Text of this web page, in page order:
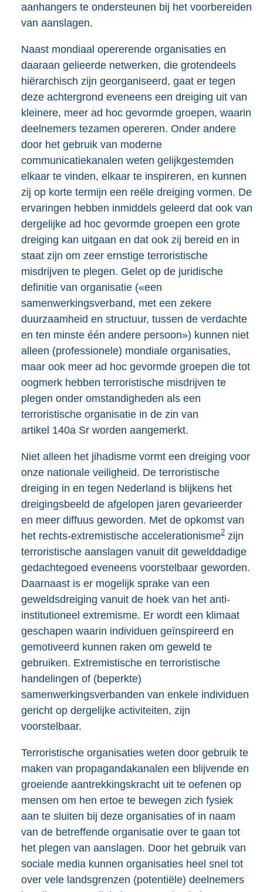
aanhangers te ondersteunen bij het voorbereiden
van aanslagen.
Naast mondiaal opererende organisaties en
daaraan gelieerde netwerken, die grotendeels
hiërarchisch zijn georganiseerd, gaat er tegen
deze achtergrond eveneens een dreiging uit van
kleinere, meer ad hoc gevormde groepen, waarin
deelnemers tezamen opereren. Onder andere
door het gebruik van moderne
communicatiekanalen weten gelijkgestemden
elkaar te vinden, elkaar te inspireren, en kunnen
zij op korte termijn een reële dreiging vormen. De
ervaringen hebben inmiddels geleerd dat ook van
dergelijke ad hoc gevormde groepen een grote
dreiging kan uitgaan en dat ook zij bereid en in
staat zijn om zeer ernstige terroristische
misdrijven te plegen. Gelet op de juridische
definitie van organisatie («een
samenwerkingsverband, met een zekere
duurzaamheid en structuur, tussen de verdachte
en ten minste één andere persoon») kunnen niet
alleen (professionele) mondiale organisaties,
maar ook meer ad hoc gevormde groepen die tot
oogmerk hebben terroristische misdrijven te
plegen onder omstandigheden als een
terroristische organisatie in de zin van
artikel 140a Sr worden aangemerkt.
Niet alleen het jihadisme vormt een dreiging voor
onze nationale veiligheid. De terroristische
dreiging in en tegen Nederland is blijkens het
dreigingsbeeld de afgelopen jaren gevarieerder
en meer diffuus geworden. Met de opkomst van
het rechts-extremistische accelerationisme2 zijn
terroristische aanslagen vanuit dit gewelddadige
gedachtegoed eveneens voorstelbaar geworden.
Daarnaast is er mogelijk sprake van een
geweldsdreiging vanuit de hoek van het anti-
institutioneel extremisme. Er wordt een klimaat
geschapen waarin individuen geïnspireerd en
gemotiveerd kunnen raken om geweld te
gebruiken. Extremistische en terroristische
handelingen of (beperkte)
samenwerkingsverbanden van enkele individuen
gericht op dergelijke activiteiten, zijn
voorstelbaar.
Terroristische organisaties weten door gebruik te
maken van propagandakanalen een blijvende en
groeiende aantrekkingskracht uit te oefenen op
mensen om hen ertoe te bewegen zich fysiek
aan te sluiten bij deze organisaties of in naam
van de betreffende organisatie over te gaan tot
het plegen van aanslagen. Door het gebruik van
sociale media kunnen organisaties heel snel tot
over vele landsgrenzen (potentiële) deelnemers